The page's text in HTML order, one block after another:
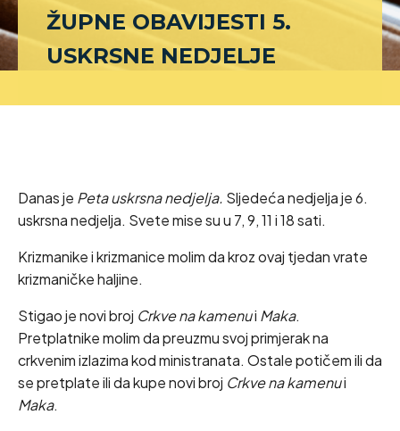
ŽUPNE OBAVIJESTI 5.
USKRSNE NEDJELJE
Danas je Peta uskrsna nedjelja. Sljedeća nedjelja je 6.
uskrsna nedjelja. Svete mise su u 7, 9, 11 i 18 sati.
Krizmanike i krizmanice molim da kroz ovaj tjedan vrate
krizmaničke haljine.
Stigao je novi broj Crkve na kamenui Maka.
Pretplatnike molim da preuzmu svoj primjerak na
crkvenim izlazima kod ministranata. Ostale potičem ili da
se pretplate ili da kupe novi broj Crkve na kamenui
Maka.